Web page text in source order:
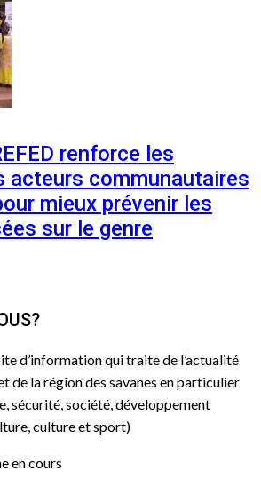
renforce les
acteurs communautaires
mieux prévenir les
sur le genre
d’information qui traite de l’actualité
de la région des savanes en particulier
sécurité, société, développement
culture et sport)
en cours